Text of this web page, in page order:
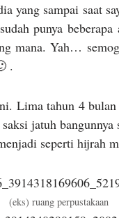
yang sampai saat
punya
mana. Yah…
.
Lima tahun 4
jatuh bangunnya
seperti hijrah
(eks) ruang perpustakaan